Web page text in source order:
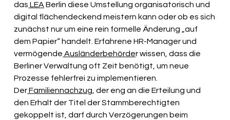
das LEA Berlin diese Umstellung organisatorisch und
digital flächendeckend meistern kann oder ob es sich
zunächst nur um eine rein formelle Änderung „auf
dem Papier“ handelt. Erfahrene HR-Manager und
vermögende Ausländerbehörder wissen, dass die
Berliner Verwaltung oft Zeit benötigt, um neue
Prozesse fehlerfrei zu implementieren.
Der Familiennachzug , der eng an die Erteilung und
den Erhalt der Titel der Stammberechtigten
gekoppelt ist, darf durch Verzögerungen beim